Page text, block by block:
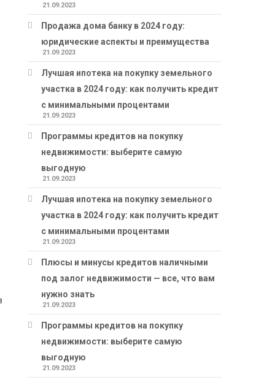
21.09.2023
Продажа дома банку в 2024 году:
юридические аспекты и преимущества
21.09.2023
Лучшая ипотека на покупку земельного
участка в 2024 году: как получить кредит
с минимальными процентами
21.09.2023
Программы кредитов на покупку
недвижимости: выберите самую
выгодную
21.09.2023
Лучшая ипотека на покупку земельного
участка в 2024 году: как получить кредит
с минимальными процентами
21.09.2023
Плюсы и минусы кредитов наличными
под залог недвижимости — все, что вам
нужно знать
21.09.2023
Программы кредитов на покупку
недвижимости: выберите самую
выгодную
21.09.2023